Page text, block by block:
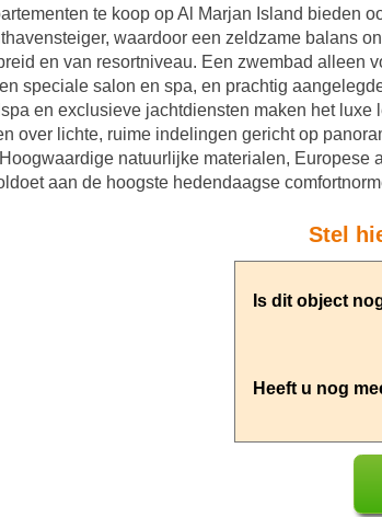
te koop op Al Marjan Island bieden
waardoor een zeldzame balans
en van resortniveau. Een zwembad alleen
speciale salon en spa, en prachtig
en exclusieve jachtdiensten maken het
over lichte, ruime indelingen gericht op
natuurlijke materialen,
aan de hoogste hedendaagse
Stel